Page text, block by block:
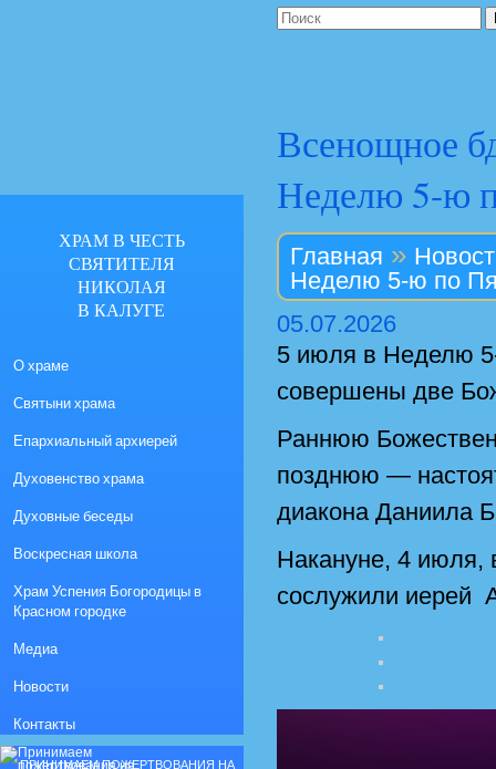
Всенощное
Неделю 5-ю
Главная »
Неделю 5-ю по
05.07.2026
5 июля в Неделю
совершены две
Раннюю
позднюю —
диакона Даниила
Накануне, 4 июля,
сослужили иерей
ХРАМ В ЧЕСТЬ
СВЯТИТЕЛЯ
НИКОЛАЯ
В КАЛУГЕ
О храме
Святыни храма
Епархиальный архиерей
Духовенство храма
Духовные беседы
Воскресная школа
Храм Успения Богородицы в
Красном городке
Медиа
Новости
Контакты
ПРИНИМАЕМ ПОЖЕРТВОВАНИЯ НА